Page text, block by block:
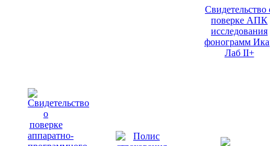
Свидетельство
поверке АПК
исследования
фонограмм
Лаб II+